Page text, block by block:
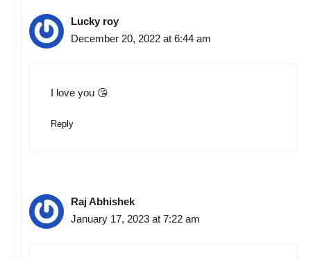
Lucky roy
December 20, 2022 at 6:44 am
I love you 😘
Reply
Raj Abhishek
January 17, 2023 at 7:22 am